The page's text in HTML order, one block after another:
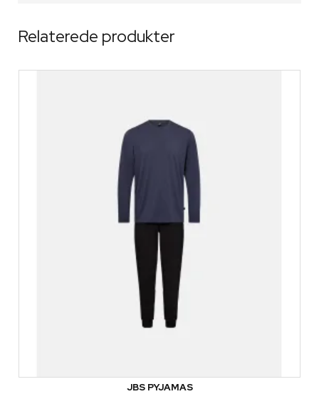
Relaterede produkter
JBS PYJAMAS